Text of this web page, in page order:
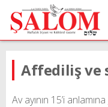
Affediliş ve
Av ayının 15’i